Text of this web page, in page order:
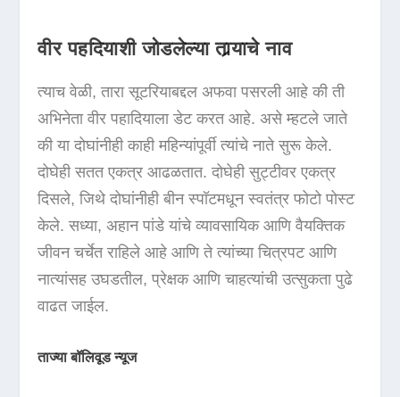
वीर पहदियाशी जोडलेल्या तार्‍याचे नाव
त्याच वेळी, तारा सूटरियाबद्दल अफवा पसरली आहे की ती
अभिनेता वीर पहादियाला डेट करत आहे. असे म्हटले जाते
की या दोघांनीही काही महिन्यांपूर्वी त्यांचे नाते सुरू केले.
दोघेही सतत एकत्र आढळतात. दोघेही सुट्टीवर एकत्र
दिसले, जिथे दोघांनीही बीन स्पॉटमधून स्वतंत्र फोटो पोस्ट
केले. सध्या, अहान पांडे यांचे व्यावसायिक आणि वैयक्तिक
जीवन चर्चेत राहिले आहे आणि ते त्यांच्या चित्रपट आणि
नात्यांसह उघडतील, प्रेक्षक आणि चाहत्यांची उत्सुकता पुढे
वाढत जाईल.
ताज्या बॉलिवूड न्यूज